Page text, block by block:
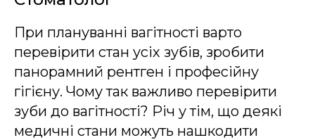
При плануванні вагітності варто
перевірити стан усіх зубів, зробити
панорамний рентген і професійну
гігієну. Чому так важливо перевірити
зуби до вагітності? Річ у тім, що деякі
медичні стани можуть нашкодити